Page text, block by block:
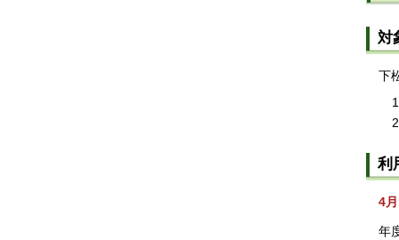
対
下
利
4
年